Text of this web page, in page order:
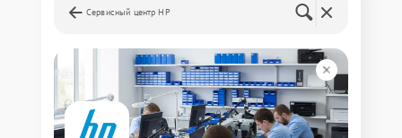
Сервисный центр HP